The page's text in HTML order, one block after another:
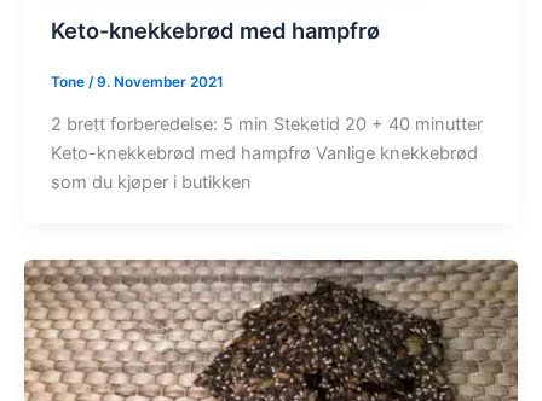
Keto-knekkebrød med hampfrø
Tone /9. November 2021
2 brett forberedelse: 5 min Steketid 20 + 40 minutter
Keto-knekkebrød med hampfrø Vanlige knekkebrød
som du kjøper i butikken